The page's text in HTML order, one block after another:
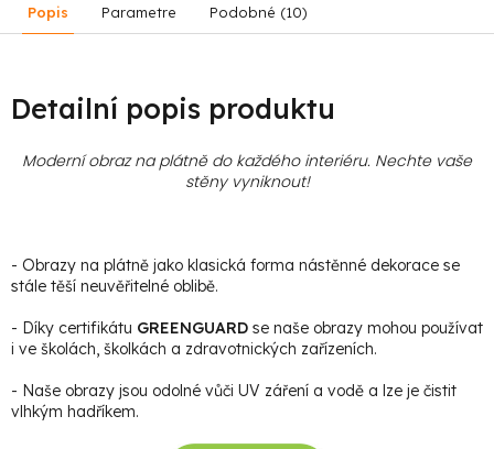
Popis Parametre Podobné (10)
Detailní popis produktu
Moderní obraz na plátně do každého interiéru. Nechte vaše
stěny vyniknout!
- Obrazy na plátně jako klasická forma nástěnné dekorace se
stále těší neuvěřitelné oblibě.
- Díky certifikátu GREENGUARD se naše obrazy mohou používat
i ve školách, školkách a zdravotnických zařízeních.
- Naše obrazy jsou odolné vůči UV záření a vodě a lze je čistit
vlhkým hadříkem.